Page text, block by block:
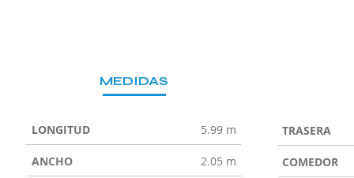
MEDIDAS
LONGITUD 5.99 m
ANCHO 2.05 m
TRASERA
COMEDOR